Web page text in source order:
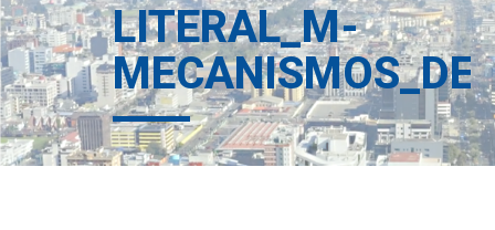
LITERAL_M-